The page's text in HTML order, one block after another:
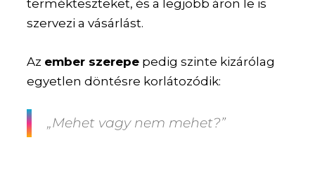
termékteszteket, és a legjobb áron le is
szervezi a vásárlást.
Az ember szerepe pedig szinte kizárólag
egyetlen döntésre korlátozódik:
„Mehet vagy nem mehet?”